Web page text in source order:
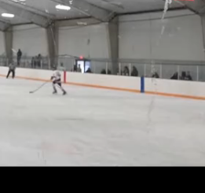
Play
Video